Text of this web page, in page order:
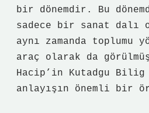
bir dönemdir. Bu
sadece bir sanat dalı
aynı zamanda toplumu
araç olarak da
Hacip’in Kutadgu
anlayışın önemli bir